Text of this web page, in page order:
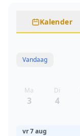
Kalender
Vandaag
Ma
3
Di
4
vr 7 aug